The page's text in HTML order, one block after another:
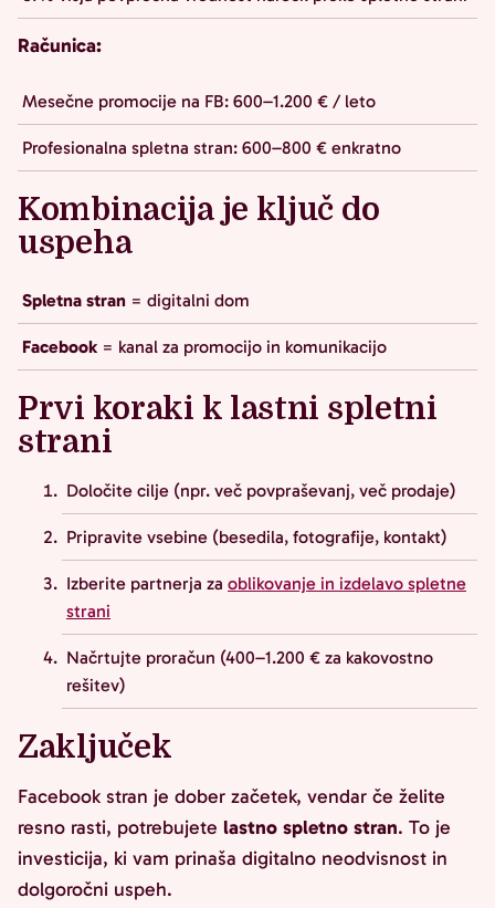
Računica:
Mesečne promocije na FB: 600–1.200 € / leto
Profesionalna spletna stran: 600–800 € enkratno
Kombinacija je ključ do
uspeha
Spletna stran = digitalni dom
Facebook = kanal za promocijo in komunikacijo
Prvi koraki k lastni spletni
strani
Določite cilje (npr. več povpraševanj, več prodaje)
Pripravite vsebine (besedila, fotografije, kontakt)
Izberite partnerja za oblikovanje in izdelavo spletne
strani
Načrtujte proračun (400–1.200 € za kakovostno
rešitev)
Zaključek
Facebook stran je dober začetek, vendar če želite
resno rasti, potrebujete lastno spletno stran. To je
investicija, ki vam prinaša digitalno neodvisnost in
dolgoročni uspeh.